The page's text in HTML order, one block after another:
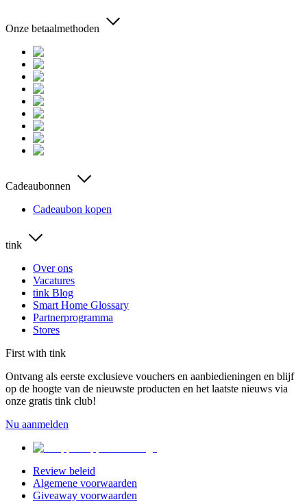
Onze betaalmethoden
Cadeaubonnen
Cadeaubon kopen
tink
Over ons
Vacatures
tink Blog
Smart Home Glossary
Partnerprogramma
Stores
First with tink
Ontvang als eerste exclusieve vouchers en aanbiedieningen en blijf
op de hoogte van de nieuwste producten en het laatste nieuws via
onze gratis tink club!
Nu aanmelden
Review beleid
Algemene voorwaarden
Giveaway voorwaarden